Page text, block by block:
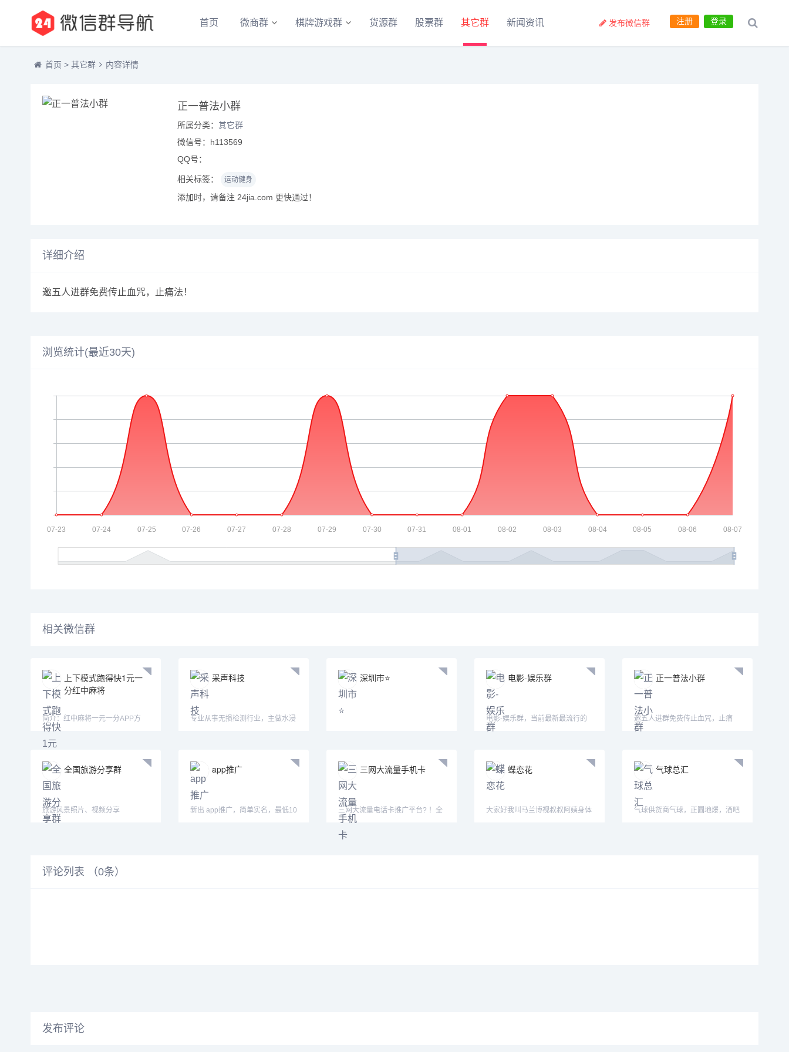
首页 微商群 棋牌游戏群 货源群 股票群 其它群 新闻资讯 登录
注册
发布微信群
首页 > 其它群 内容详情
正一普法小群
所属分类： 其它群
微信号：h113569
QQ号：
相关标签： 运动健身
添加时，请备注 24jia.com 更快通过！
详细介绍
邀五人进群免费传止血咒，止痛法！
浏览统计(最近30天)
相关微信群
上下模式跑得快1元一
分红中麻将
简介：红中麻将一元一分APP方
式：认准微—mj33656—mimi15
采声科技
专业从事无损检测行业，主做水浸
深圳市⭐️ 电影-娱乐群
电影-娱乐群，当前最新最流行的
电影
正一普法小群
邀五人进群免费传止血咒，止痛
法！
全国旅游分享群
旅游风景照片、视频分享
app推广
新出 app推广，简单实名，最低10
三网大流量手机卡
三网大流量电话卡推广平台? ！全
渠道招商， 价格175/张
蝶恋花
大家好我叫马兰博视叔叔阿姨身体
气球总汇
气球供货商气球，正圆地爆，酒吧
评论列表 （0条）
发布评论